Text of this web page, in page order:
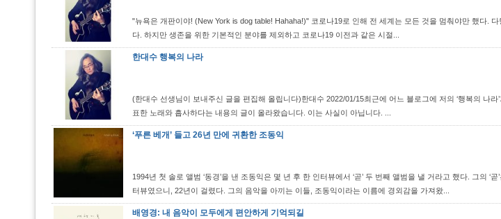
"뉴욕은 개판이야! (New York is dog table! Hahaha!)" 코로나19로 인해 전 세계는 모든 것을 멈춰야만 했다.
다. 하지만 생존을 위한 기본적인 분야를 제외하고 코로나19 이전과 같은 시절...
한대수 행복의 나라
(한대수 선생님이 보내주신 글을 편집해 올립니다) ​ 한대수 2022/01/15 ​ 최근에 어느 블로그에 저의 ‘행복의 나
표한 노래와 흡사하다는 내용의 글이 올라왔습니다. 이는 사실이 아닙니다. ...
‘푸른 베개’ 들고 26년 만에 귀환한 조동익
1994년 첫 솔로 앨범 ‘동경’을 낸 조동익은 몇 년 후 한 인터뷰에서 ‘곧’ 두 번째 앨범을 낼 거라고 했다. 그의 ‘
터뷰였으니, 22년이 걸렸다. 그의 음악을 아끼는 이들, 조동익이라는 이름에 경외감을 가져왔...
배영경: 내 음악이 모두에게 편안하게 기억되길